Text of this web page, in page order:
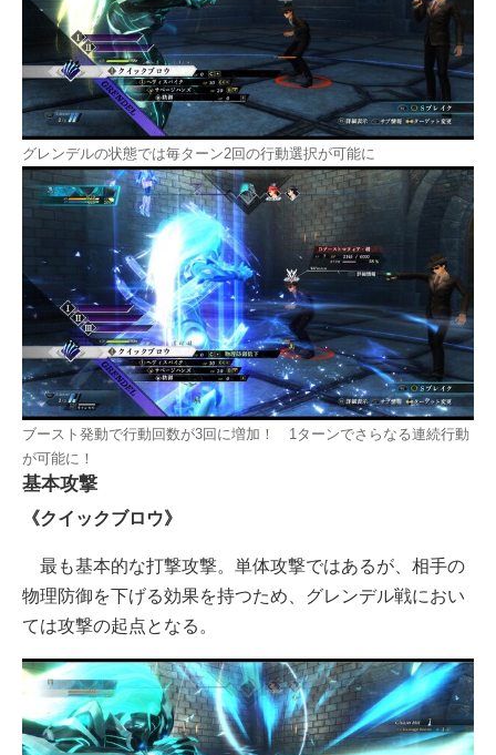
グレンデルの状態では毎ターン2回の行動選択が可能に
ブースト発動で行動回数が3回に増加！ 1ターンでさらなる連続行動
が可能に！
基本攻撃
《クイックブロウ》
最も基本的な打撃攻撃。単体攻撃ではあるが、相手の
物理防御を下げる効果を持つため、グレンデル戦におい
ては攻撃の起点となる。